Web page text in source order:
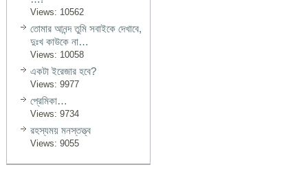
Views: 10562
তোমার আনন্দ তুমি সবাইকে দেখাবে,
দুঃখ কাউকে না…
Views: 10058
একটা ইরেজার হবে?
Views: 9977
প্রেমিকা…
Views: 9734
রহস্যময় মনস্তত্ত্ব
Views: 9055